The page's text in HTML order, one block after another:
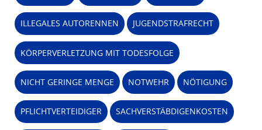
ILLEGALES AUTORENNEN JUGENDSTRAFRECHT
KÖRPERVERLETZUNG MIT TODESFOLGE
NICHT GERINGE MENGE NOTWEHR NÖTIGUNG
PFLICHTVERTEIDIGER SACHVERSTÄBDIGENKOSTEN